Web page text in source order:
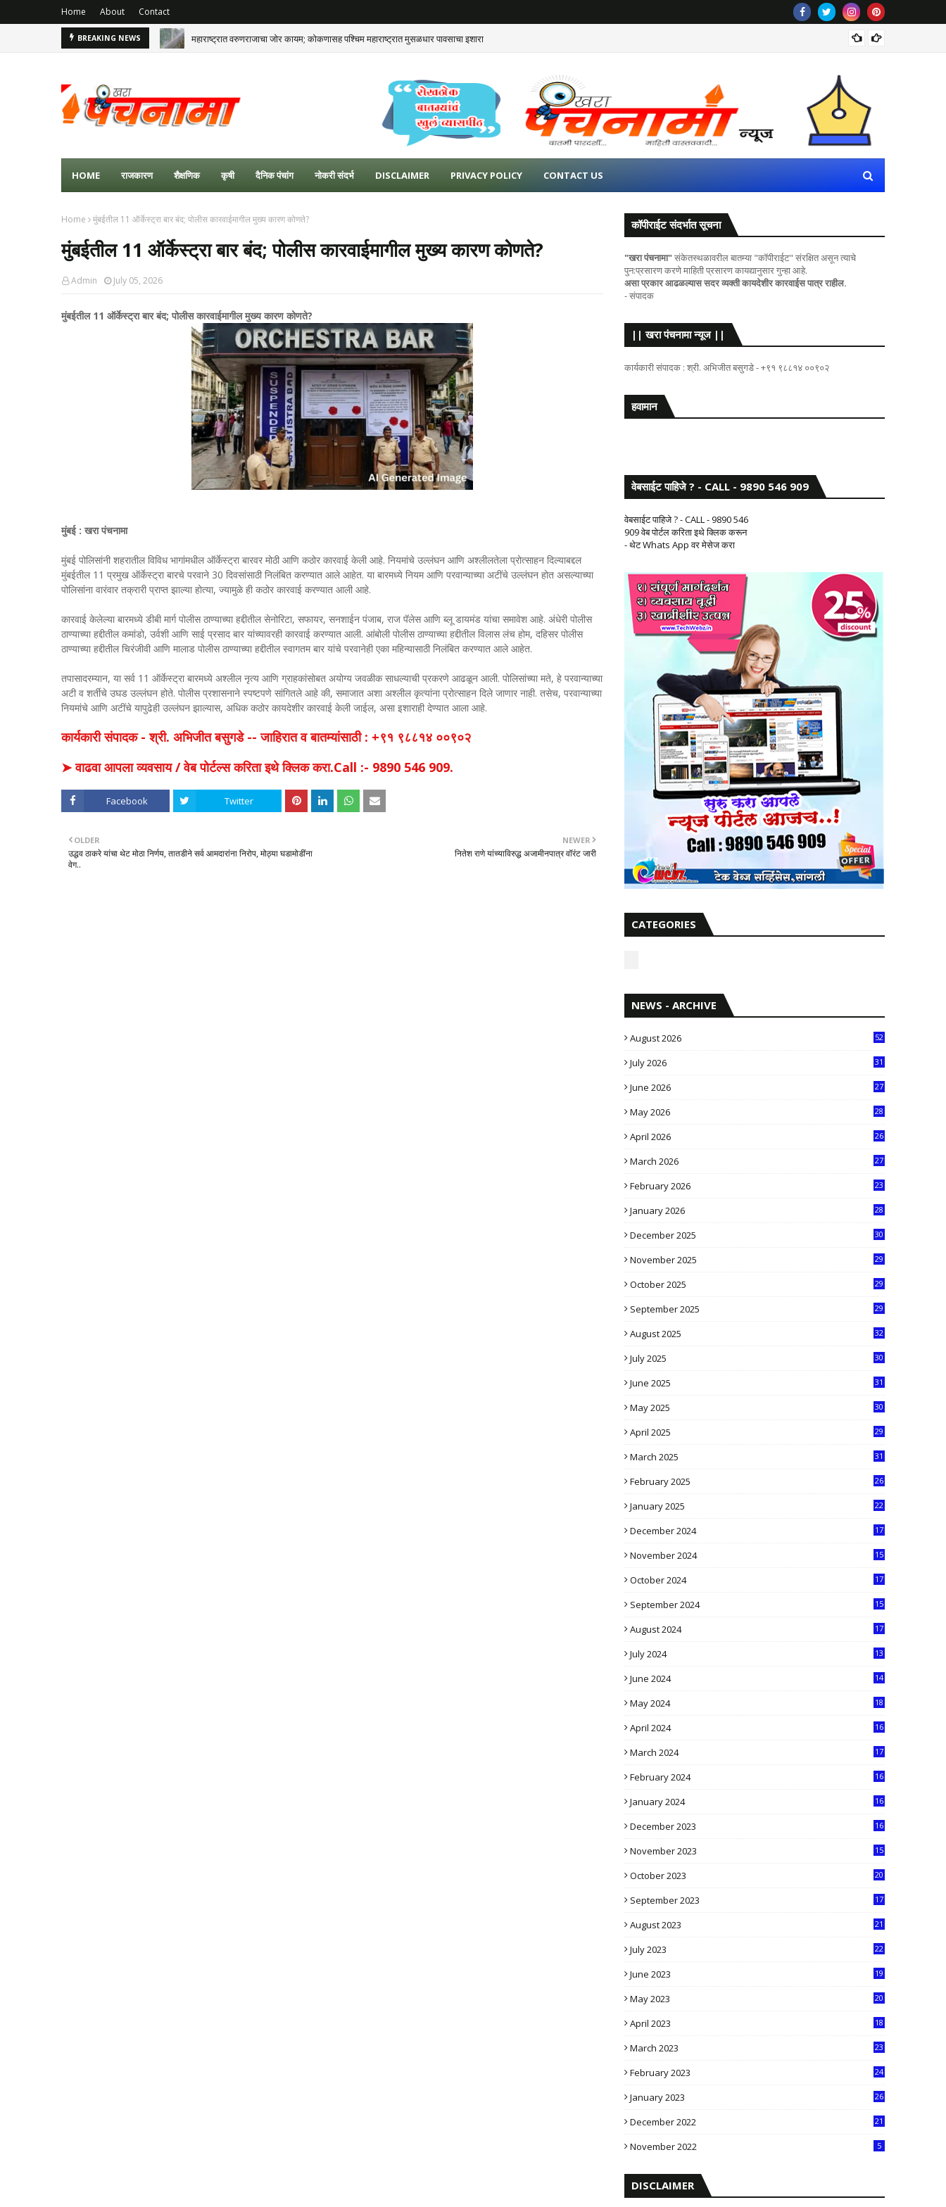
Home About Contact
BREAKING NEWS महाराष्ट्रात वरुणराजाचा जोर कायम; कोकणासह पश्चिम महाराष्ट्रात मुसळधार पावसाचा इशारा
HOME राजकारण शैक्षणिक कृषी दैनिक पंचांग नोकरी संदर्भ DISCLAIMER PRIVACY POLICY CONTACT US
Home मुंबईतील 11 ऑर्केस्ट्रा बार बंद; पोलीस कारवाईमागील मुख्य कारण कोणते?
मुंबईतील 11 ऑर्केस्ट्रा बार बंद; पोलीस कारवाईमागील मुख्य कारण कोणते?
Admin July 05, 2026
मुंबईतील 11 ऑर्केस्ट्रा बार बंद; पोलीस कारवाईमागील मुख्य कारण कोणते?
मुंबई : खरा पंचनामा
मुंबई पोलिसांनी शहरातील विविध भागांमधील ऑर्केस्ट्रा बारवर मोठी आणि कठोर कारवाई केली आहे. नियमांचे उल्लंघन आणि अश्लीलतेला प्रोत्साहन दिल्याबद्दल
मुंबईतील 11 प्रमुख ऑर्केस्ट्रा बारचे परवाने 30 दिवसांसाठी निलंबित करण्यात आले आहेत. या बारमध्ये नियम आणि परवान्याच्या अटींचे उल्लंघन होत असल्याच्या
पोलिसांना वारंवार तक्रारी प्राप्त झाल्या होत्या, ज्यामुळे ही कठोर कारवाई करण्यात आली आहे.
कारवाई केलेल्या बारमध्ये डीबी मार्ग पोलीस ठाण्याच्या हद्दीतील सेनोरिटा, सफायर, सनशाईन पंजाब, राज पॅलेस आणि ब्लू डायमंड यांचा समावेश आहे. अंधेरी पोलीस
ठाण्याच्या हद्दीतील कमांडो, उर्वशी आणि साई प्रसाद बार यांच्यावरही कारवाई करण्यात आली. आंबोली पोलीस ठाण्याच्या हद्दीतील विलास लंच होम, दहिसर पोलीस
ठाण्याच्या हद्दीतील चिरंजीवी आणि मालाड पोलीस ठाण्याच्या हद्दीतील स्वागतम बार यांचे परवानेही एका महिन्यासाठी निलंबित करण्यात आले आहेत.
तपासादरम्यान, या सर्व 11 ऑर्केस्ट्रा बारमध्ये अश्लील नृत्य आणि ग्राहकांसोबत अयोग्य जवळीक साधल्याची प्रकरणे आढळून आली. पोलिसांच्या मते, हे परवान्याच्या
अटी व शर्तीचे उघड उल्लंघन होते. पोलीस प्रशासनाने स्पष्टपणे सांगितले आहे की, समाजात अशा अश्लील कृत्यांना प्रोत्साहन दिले जाणार नाही. तसेच, परवान्याच्या
नियमांचे आणि अटींचे यापुढेही उल्लंघन झाल्यास, अधिक कठोर कायदेशीर कारवाई केली जाईल, असा इशाराही देण्यात आला आहे.
कार्यकारी संपादक - श्री. अभिजीत बसुगडे -- जाहिरात व बातम्यांसाठी : +९१ ९८८१४ ००९०२
➤ वाढवा आपला व्यवसाय / वेब पोर्टल्स करिता इथे क्लिक करा.Call :- 9890 546 909.
Facebook Twitter
NEWER
नितेश राणे यांच्याविरुद्ध अजामीनपात्र वॉरंट जारी
OLDER
उद्धव ठाकरे यांचा थेट मोठा निर्णय, तातडीने सर्व आमदारांना निरोप, मोठ्या घडामोडींना
वेग..
कॉपीराईट संदर्भात सूचना
"खरा पंचनामा"संकेतस्थळावरील बातम्या "कॉपीराईट" संरक्षित असून त्याचे
पुन:प्रसारण करणे माहिती प्रसारण कायद्यानुसार गुन्हा आहे.
असा प्रकार आढळल्यास सदर व्यक्ती कायदेशीर कारवाईस पात्र राहील.
- संपादक
|| खरा पंचनामा न्यूज ||
कार्यकारी संपादक : श्री. अभिजीत बसुगडे - +९१ ९८८१४ ००९०२
हवामान
वेबसाईट पाहिजे ? - CALL - 9890 546 909
वेबसाईट पाहिजे ? - CALL - 9890 546
909 वेब पोर्टल करिता इथे क्लिक करून
- थेट Whats App वर मेसेज करा
CATEGORIES
NEWS - ARCHIVE
August 2026 52
July 2026
31
June 2026
27
May 2026
28
April 2026
26
March 2026
27
February 2026
23
January 2026
28
December 2025
30
November 2025
29
October 2025
29
September 2025
29
August 2025
32
July 2025
30
June 2025
31
May 2025
30
April 2025
29
March 2025
31
February 2025
26
January 2025
22
December 2024
17
November 2024
15
October 2024
17
September 2024
15
August 2024
17
July 2024
13
June 2024
14
May 2024
18
April 2024
16
March 2024
17
February 2024
16
January 2024
16
December 2023
16
November 2023
15
October 2023
20
September 2023
17
August 2023
21
July 2023
22
June 2023
19
May 2023
20
April 2023
18
March 2023
23
February 2023
24
January 2023
26
December 2022
21
November 2022 5
DISCLAIMER